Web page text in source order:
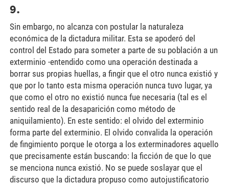
9.
Sin embargo, no alcanza con postular la naturaleza
económica de la dictadura militar. Esta se apoderó del
control del Estado para someter a parte de su población a un
exterminio -entendido como una operación destinada a
borrar sus propias huellas, a fingir que el otro nunca existió y
que por lo tanto esta misma operación nunca tuvo lugar, ya
que como el otro no existió nunca fue necesaria (tal es el
sentido real de la desaparición como método de
aniquilamiento). En este sentido: el olvido del exterminio
forma parte del exterminio. El olvido convalida la operación
de fingimiento porque le otorga a los exterminadores aquello
que precisamente están buscando: la ficción de que lo que
se menciona nunca existió. No se puede soslayar que el
discurso que la dictadura propuso como autojustificatorio